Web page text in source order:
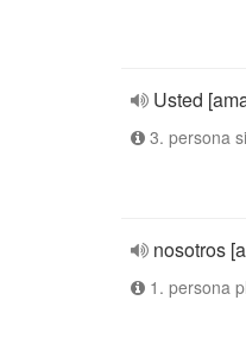
Usted
3. persona
nosotros
1. persona